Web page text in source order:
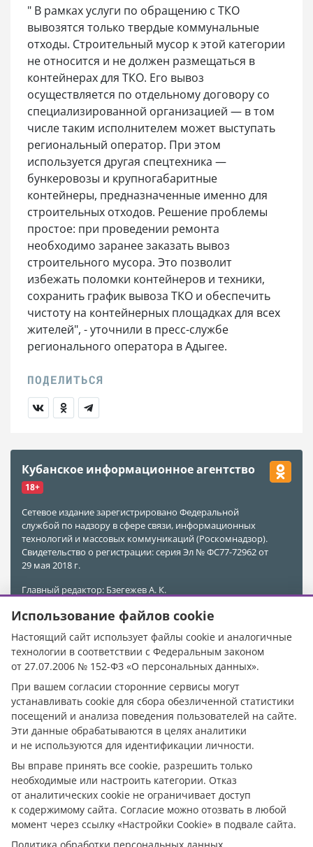
" В рамках услуги по обращению с ТКО
вывозятся только твердые коммунальные
отходы. Строительный мусор к этой категории
не относится и не должен размещаться в
контейнерах для ТКО. Его вывоз
осуществляется по отдельному договору со
специализированной организацией — в том
числе таким исполнителем может выступать
региональный оператор. При этом
используется другая спецтехника —
бункеровозы и крупногабаритные
контейнеры, предназначенные именно для
строительных отходов. Решение проблемы
простое: при проведении ремонта
необходимо заранее заказать вывоз
строительного мусора. Это позволит
избежать поломки контейнеров и техники,
сохранить график вывоза ТКО и обеспечить
чистоту на контейнерных площадках для всех
жителей", - уточнили в пресс-службе
регионального оператора в Адыгее.
Кубанское информационное агентство
18+
Сетевое издание зарегистрировано Федеральной
службой по надзору в сфере связи, информационных
технологий и массовых коммуникаций (Роскомнадзор).
Свидетельство о регистрации: серия Эл № ФС77-72962 от
29 мая 2018 г.
Главный редактор: Бзегежев А. К.
Адрес редакции: 385011, Республика Адыгея, г. Майкоп,
Электронная почта редакции:kubinfo@bk.ru
Телефон редакции:+7 988 478-05-89
Телефон/Факс редакции:+7 (8772) 555-969
При цитировании материалов ссылка на источник
обязательна.
Исключительные права на материалы, размещённые в
сетевом издании https://кубанское.рф/, в соответствии с
результатов интеллектуальной деятельности
принадлежат ООО «АиФ - Адыгея».
Допускается цитирование материалов без получения
предварительного согласия с редакцией сетевого
Использование файлов cookie
Настоящий сайт использует файлы cookie и аналогичные
технологии в соответствии с Федеральным законом
от 27.07.2006 № 152-ФЗ «О персональных данных».
При вашем согласии сторонние сервисы могут
устанавливать cookie для сбора обезличенной статистики
посещений и анализа поведения пользователей на сайте.
Эти данные обрабатываются в целях аналитики
и не используются для идентификации личности.
Вы вправе принять все cookie, разрешить только
необходимые или настроить категории. Отказ
от аналитических cookie не ограничивает доступ
к содержимому сайта. Согласие можно отозвать в любой
момент через ссылку «Настройки Cookie» в подвале сайта.